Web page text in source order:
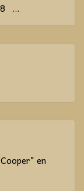
...
en